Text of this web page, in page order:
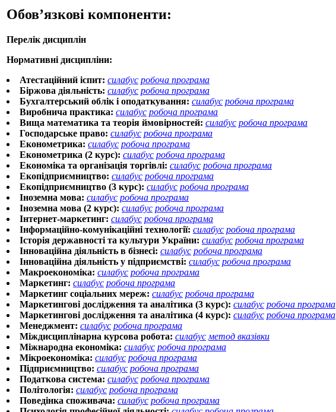
Обов’язкові компоненти:
Перелік дисциплін
Нормативні дисципліни:
Атестаційний іспит: силабус робоча програма
Біржова діяльність: силабус робоча програма
Бухгалтерський облік і оподаткування: силабус робоча програма
Виробнича практика: силабус робоча програма
Вища математика та теорія ймовірностей: силабус робоча програма
Господарське право: силабус робоча програма
Економетрика: силабус робоча програма
Економетрика (2 курс): силабус робоча програма
Економіка та організація торгівлі: силабус робоча програма
Екопідприємництво: силабус робоча програма
Екопідприємництво (3 курс): силабус робоча програма
Іноземна мова: силабус робоча програма
Іноземна мова (2 курс): силабус робоча програма
Інтернет-маркетинг: силабус робоча програма
Інформаційно-комунікаційні технології: силабус робоча програма
Історія державності та культури України: силабус робоча програма
Інноваційна діяльність в бізнесі: силабус робоча програма
Інноваційна діяльність у підприємстві: силабус робоча програма
Макроекономіка: силабус робоча програма
Маркетинг: силабус робоча програма
Маркетинг соціальних мереж: силабус робоча програма
Маркетингові дослідження та аналітика (3 курс): силабус робоча програма
Маркетингові дослідження та аналітика (4 курс): силабус робоча програма
Менеджмент: силабус робоча програма
Міждисциплінарна курсова робота: силабус метод вказівки
Міжнародна економіка: силабус робоча програма
Мікроекономіка: силабус робоча програма
Підприємництво: силабус робоча програма
Податкова система: силабус робоча програма
Політологія: силабус робоча програма
Поведінка споживача: силабус робоча програма